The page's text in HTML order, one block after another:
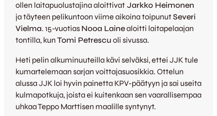
ollen laitapuolustajina aloittivat Jarkko Heimonen
ja täyteen pelikuntoon viime aikoina toipunutSeveri
Vielma. 15-vuotias Nooa Lainealoitti laitapelaajan
tontilla, kun Tomi Petrescu oli sivussa.
Heti pelin alkuminuuteilla kävi selväksi, ettei JJK tule
kumartelemaan sarjan voittajasuosikkia. Ottelun
alussa JJK loi hyvin painetta KPV-päätyyn ja sai useita
kulmapotkuja, joista ei kuitenkaan sen vaarallisempaa
uhkaa Teppo Marttisen maalille syntynyt.